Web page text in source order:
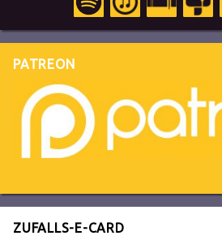
PATREON
ZUFALLS-E-CARD